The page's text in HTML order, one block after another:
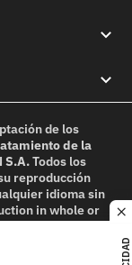
de los
de la
S.A.Todos los
reproducción
idioma sin
in whole or